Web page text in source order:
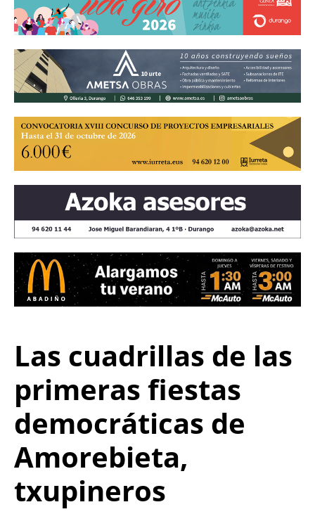
Las cuadrillas de las
primeras fiestas
democráticas de
Amorebieta,
txupineros